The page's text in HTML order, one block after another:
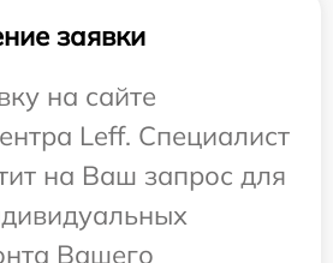
заявки
на сайте
Leff. Специалист
на Ваш запрос для
Вашего